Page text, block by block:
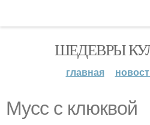
ШЕДЕВРЫ
главная
Мусс с клюквой